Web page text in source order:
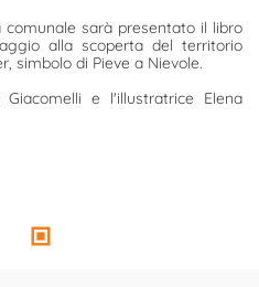
sarà presentato il libro
alla scoperta del territorio
simbolo di Pieve a Nievole.
e l'illustratrice Elena